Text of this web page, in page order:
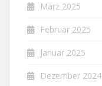
März 2025
Februar 2025
Januar 2025
Dezember 2024